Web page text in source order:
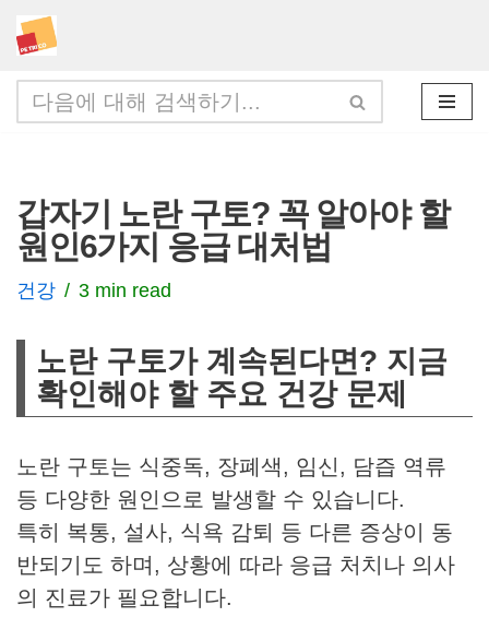
콘
텐
츠
너
뛰
기
갑자기 노란 구토? 꼭 알아야 할
원인6가지 응급 대처법
건강 3 min read
노란 구토가 계속된다면? 지금
확인해야 할 주요 건강 문제
노란 구토는 식중독, 장폐색, 임신, 담즙 역류
등 다양한 원인으로 발생할 수 있습니다.
특히 복통, 설사, 식욕 감퇴 등 다른 증상이 동
반되기도 하며, 상황에 따라 응급 처치나 의사
의 진료가 필요합니다.